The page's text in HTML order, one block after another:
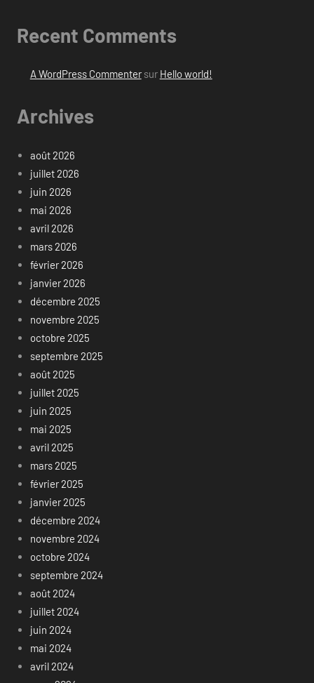
Recent Comments
A WordPress Commentersur Hello world!
Archives
août 2026
juillet 2026
juin 2026
mai 2026
avril 2026
mars 2026
février 2026
janvier 2026
décembre 2025
novembre 2025
octobre 2025
septembre 2025
août 2025
juillet 2025
juin 2025
mai 2025
avril 2025
mars 2025
février 2025
janvier 2025
décembre 2024
novembre 2024
octobre 2024
septembre 2024
août 2024
juillet 2024
juin 2024
mai 2024
avril 2024